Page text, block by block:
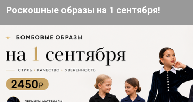
Бисквитные палочки
САВОЯРДИ 500гр
Перчатки виниловые
vinyl gloves M 100шт
Роскошные образы на 1 сентября!